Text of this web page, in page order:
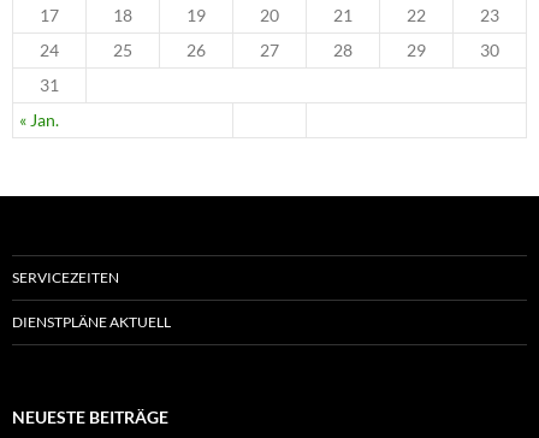
« Jan.
17
18 19 20 21 22
23
24
25 26 27 28 29
30
31
SERVICEZEITEN
DIENSTPLÄNE AKTUELL
NEUESTE BEITRÄGE